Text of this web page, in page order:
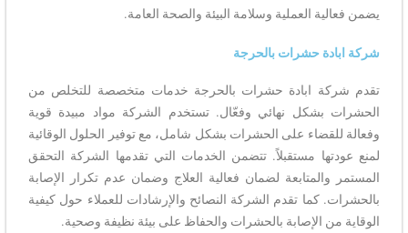
يضمن فعالية العملية وسلامة البيئة والصحة العامة.
شركة ابادة حشرات بالحرجة
تقدم شركة ابادة حشرات بالحرجة خدمات متخصصة للتخلص من
الحشرات بشكل نهائي وفعّال. تستخدم الشركة مواد مبيدة قوية
وفعالة للقضاء على الحشرات بشكل شامل، مع توفير الحلول الوقائية
لمنع عودتها مستقبلاً. تتضمن الخدمات التي تقدمها الشركة التحقق
المستمر والمتابعة لضمان فعالية العلاج وضمان عدم تكرار الإصابة
بالحشرات. كما تقدم الشركة النصائح والإرشادات للعملاء حول كيفية
الوقاية من الإصابة بالحشرات والحفاظ على بيئة نظيفة وصحية.